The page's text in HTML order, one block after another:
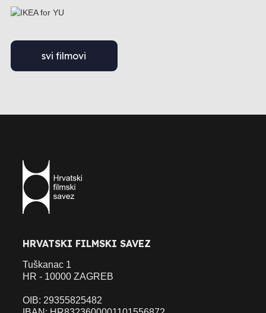
svi filmovi
HRVATSKI FILMSKI SAVEZ
Tuškanac 1
HR - 10000 ZAGREB
OIB: 29355825482